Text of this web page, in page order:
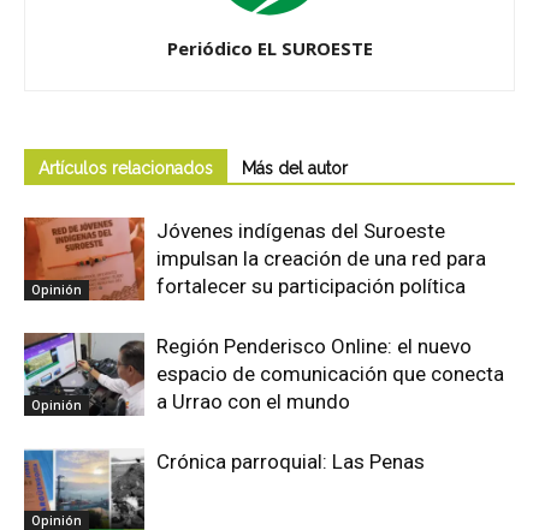
Periódico EL SUROESTE
Artículos relacionados Más del autor
Opinión
Jóvenes indígenas del Suroeste
impulsan la creación de una red para
fortalecer su participación política
Opinión
Región Penderisco Online: el nuevo
espacio de comunicación que conecta
a Urrao con el mundo
Opinión
Crónica parroquial: Las Penas